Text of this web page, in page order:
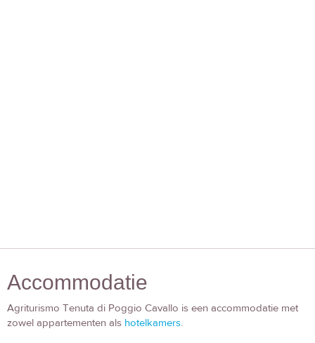
Accommodatie
Agriturismo Tenuta di Poggio Cavallo is een accommodatie met
zowel appartementen als hotelkamers.